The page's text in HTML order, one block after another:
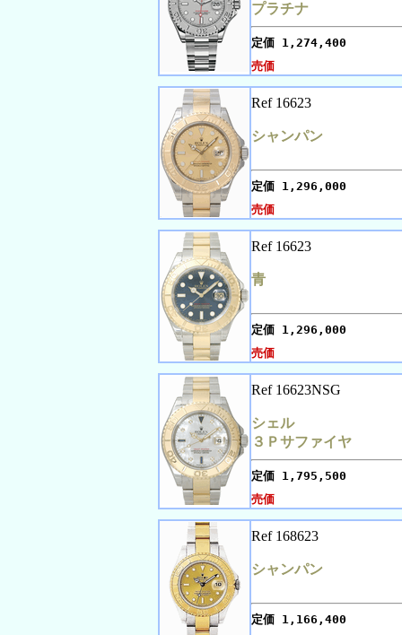
プラチナ
定価 1,274,400
売価
Ref 16623
シャンパン
定価 1,296,000
売価
Ref 16623
青
定価 1,296,000
売価
Ref 16623NSG
シェル
３Ｐサファイヤ
定価 1,795,500
売価
Ref 168623
シャンパン
定価 1,166,400